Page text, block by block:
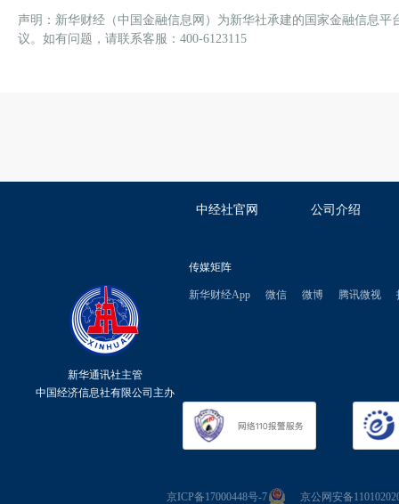
声明：新华财经（中国金融信息网）为新华社承建的国家金融信息
议。如有问题，请联系客服：400-6123115
中经社官网 公司介绍
新华通讯社主管
中国经济信息社有限公司主办
传媒矩阵
新华财经App 微信 微博 腾讯微视
京ICP备17000448号-7 京公网安备